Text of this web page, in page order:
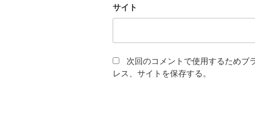
サイト
次回のコメントで使用するためブ
レス、サイトを保存する。